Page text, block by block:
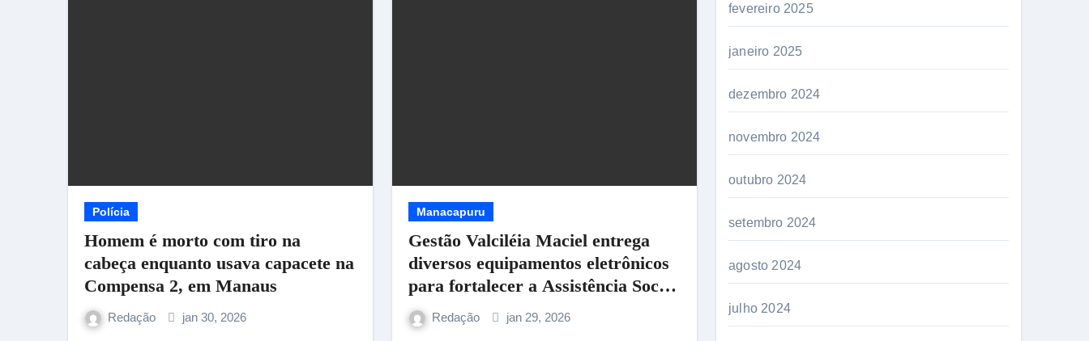
Polícia
Homem é morto com tiro na
cabeça enquanto usava capacete na
Compensa 2, em Manaus
Redação jan 30, 2026
Manacapuru
Gestão Valciléia Maciel entrega
diversos equipamentos eletrônicos
para fortalecer a Assistência Social
em Manacapuru
Redação jan 29, 2026
fevereiro 2025
janeiro 2025
dezembro 2024
novembro 2024
outubro 2024
setembro 2024
agosto 2024
julho 2024